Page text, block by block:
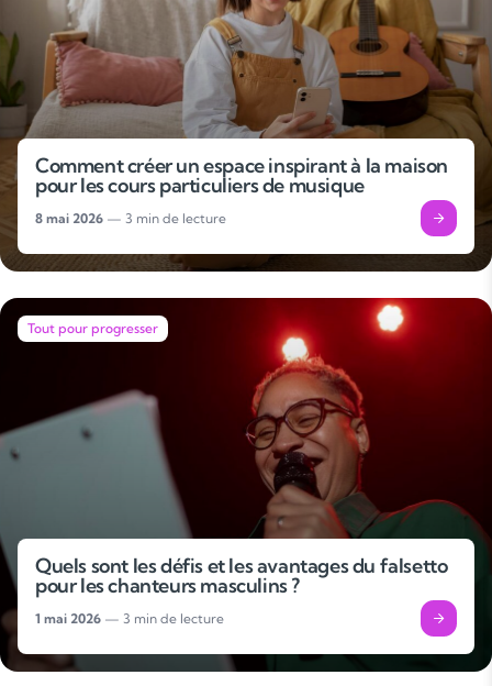
Comment créer un espace inspirant à la maison
pour les cours particuliers de musique
8 mai 2026 — 3 min de lecture
Tout pour progresser
Quels sont les défis et les avantages du falsetto
pour les chanteurs masculins ?
1 mai 2026 — 3 min de lecture